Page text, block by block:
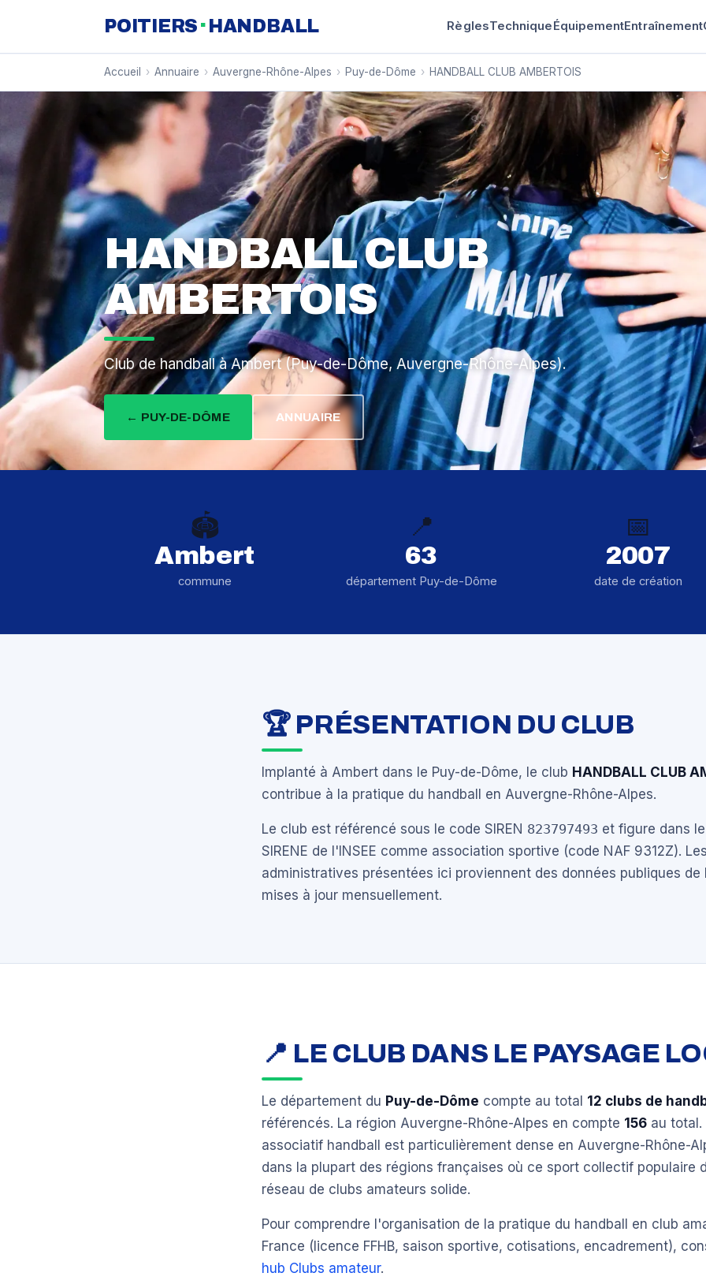
POITIERS · HANDBALL RèglesTechniqueÉquipementEntraînement
Accueil › Annuaire › Auvergne-Rhône-Alpes › Puy-de-Dôme › HANDBALL CLUB AMBERTOIS
HANDBALL CLUB
AMBERTOIS
Club de handball à Ambert (Puy-de-Dôme, Auvergne-Rhône-Alpes).
← PUY-DE-DÔME ANNUAIRE
🏟️
Ambert
commune
📍
63
département Puy-de-Dôme
📅
2007
date de création
🏆 PRÉSENTATION DU CLUB
Implanté à Ambert dans le Puy-de-Dôme, le club HANDBALL CLUB
contribue à la pratique du handball en Auvergne-Rhône-Alpes.
Le club est référencé sous le code SIREN 823797493 et figure dans
SIRENE de l'INSEE comme association sportive (code NAF 9312Z).
administratives présentées ici proviennent des données publiques de
mises à jour mensuellement.
📍 LE CLUB DANS LE PAYSAGE
Le département du Puy-de-Dôme compte au total 12 clubs de
référencés. La région Auvergne-Rhône-Alpes en compte 156 au total.
associatif handball est particulièrement dense en Auvergne-Rhône-
dans la plupart des régions françaises où ce sport collectif populaire
réseau de clubs amateurs solide.
Pour comprendre l'organisation de la pratique du handball en club
France (licence FFHB, saison sportive, cotisations, encadrement),
hub Clubs amateur.